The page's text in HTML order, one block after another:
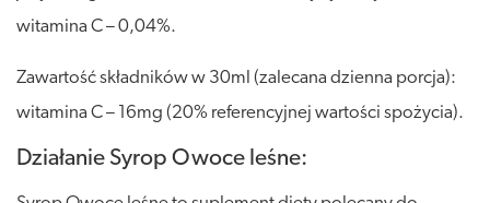
witamina C – 0,04%.
Zawartość składników w 30ml (zalecana dzienna porcja):
witamina C – 16mg (20% referencyjnej wartości spożycia).
Działanie Syrop Owoce leśne: